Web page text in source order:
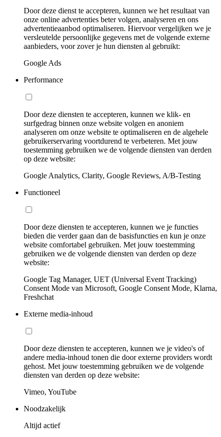
Door deze dienst te accepteren, kunnen we het resultaat van
onze online advertenties beter volgen, analyseren en ons
advertentieaanbod optimaliseren. Hiervoor vergelijken we je
versleutelde persoonlijke gegevens met de volgende externe
aanbieders, voor zover je hun diensten al gebruikt:
Google Ads
Performance
Door deze diensten te accepteren, kunnen we klik- en
surfgedrag binnen onze website volgen en anoniem
analyseren om onze website te optimaliseren en de algehele
gebruikerservaring voortdurend te verbeteren. Met jouw
toestemming gebruiken we de volgende diensten van derden
op deze website:
Google Analytics, Clarity, Google Reviews, A/B-Testing
Functioneel
Door deze diensten te accepteren, kunnen we je functies
bieden die verder gaan dan de basisfuncties en kun je onze
website comfortabel gebruiken. Met jouw toestemming
gebruiken we de volgende diensten van derden op deze
website:
Google Tag Manager, UET (Universal Event Tracking)
Consent Mode van Microsoft, Google Consent Mode, Klarna,
Freshchat
Externe media-inhoud
Door deze diensten te accepteren, kunnen we je video's of
andere media-inhoud tonen die door externe providers wordt
gehost. Met jouw toestemming gebruiken we de volgende
diensten van derden op deze website:
Vimeo, YouTube
Noodzakelijk
Altijd actief